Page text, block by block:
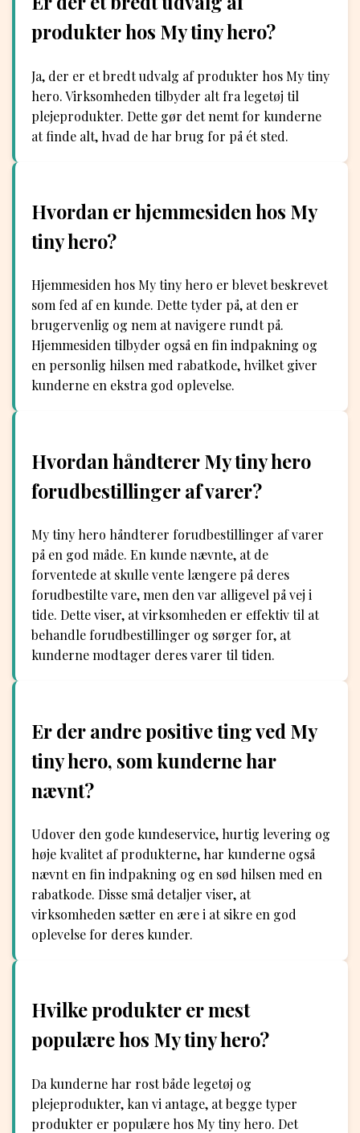
produkter hos My tiny hero?
Ja, der er et bredt udvalg af produkter hos My tiny
hero. Virksomheden tilbyder alt fra legetøj til
plejeprodukter. Dette gør det nemt for kunderne
at finde alt, hvad de har brug for på ét sted.
Hvordan er hjemmesiden hos My
tiny hero?
Hjemmesiden hos My tiny hero er blevet beskrevet
som fed af en kunde. Dette tyder på, at den er
brugervenlig og nem at navigere rundt på.
Hjemmesiden tilbyder også en fin indpakning og
en personlig hilsen med rabatkode, hvilket giver
kunderne en ekstra god oplevelse.
Hvordan håndterer My tiny hero
forudbestillinger af varer?
My tiny hero håndterer forudbestillinger af varer
på en god måde. En kunde nævnte, at de
forventede at skulle vente længere på deres
forudbestilte vare, men den var alligevel på vej i
tide. Dette viser, at virksomheden er effektiv til at
behandle forudbestillinger og sørger for, at
kunderne modtager deres varer til tiden.
Er der andre positive ting ved My
tiny hero, som kunderne har
nævnt?
Udover den gode kundeservice, hurtig levering og
høje kvalitet af produkterne, har kunderne også
nævnt en fin indpakning og en sød hilsen med en
rabatkode. Disse små detaljer viser, at
virksomheden sætter en ære i at sikre en god
oplevelse for deres kunder.
Hvilke produkter er mest
populære hos My tiny hero?
Da kunderne har rost både legetøj og
plejeprodukter, kan vi antage, at begge typer
produkter er populære hos My tiny hero. Det